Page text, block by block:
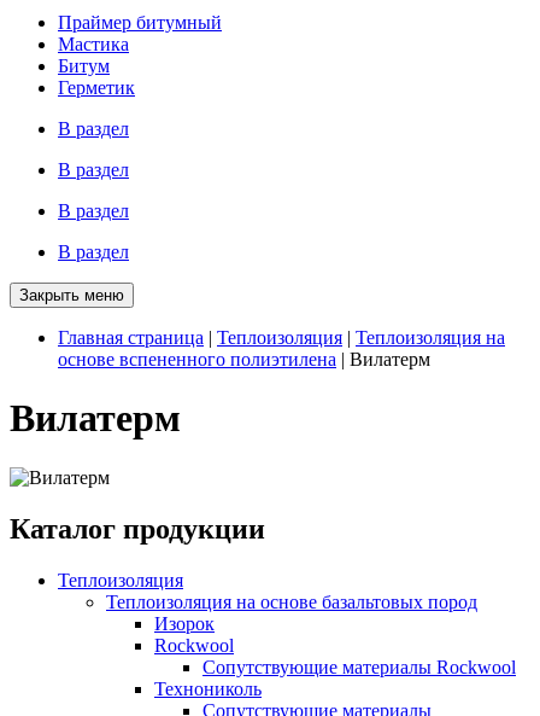
Праймер битумный
Мастика
Битум
Герметик
В раздел
В раздел
В раздел
В раздел
Закрыть меню
Главная страница | Теплоизоляция | Теплоизоляция на
основе вспененного полиэтилена | Вилатерм
Вилатерм
Каталог продукции
Теплоизоляция
Теплоизоляция на основе базальтовых пород
Изорок
Rockwool
Сопутствующие материалы Rockwool
Технониколь
Сопутствующие материалы